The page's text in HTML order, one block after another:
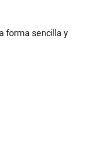
forma sencilla y